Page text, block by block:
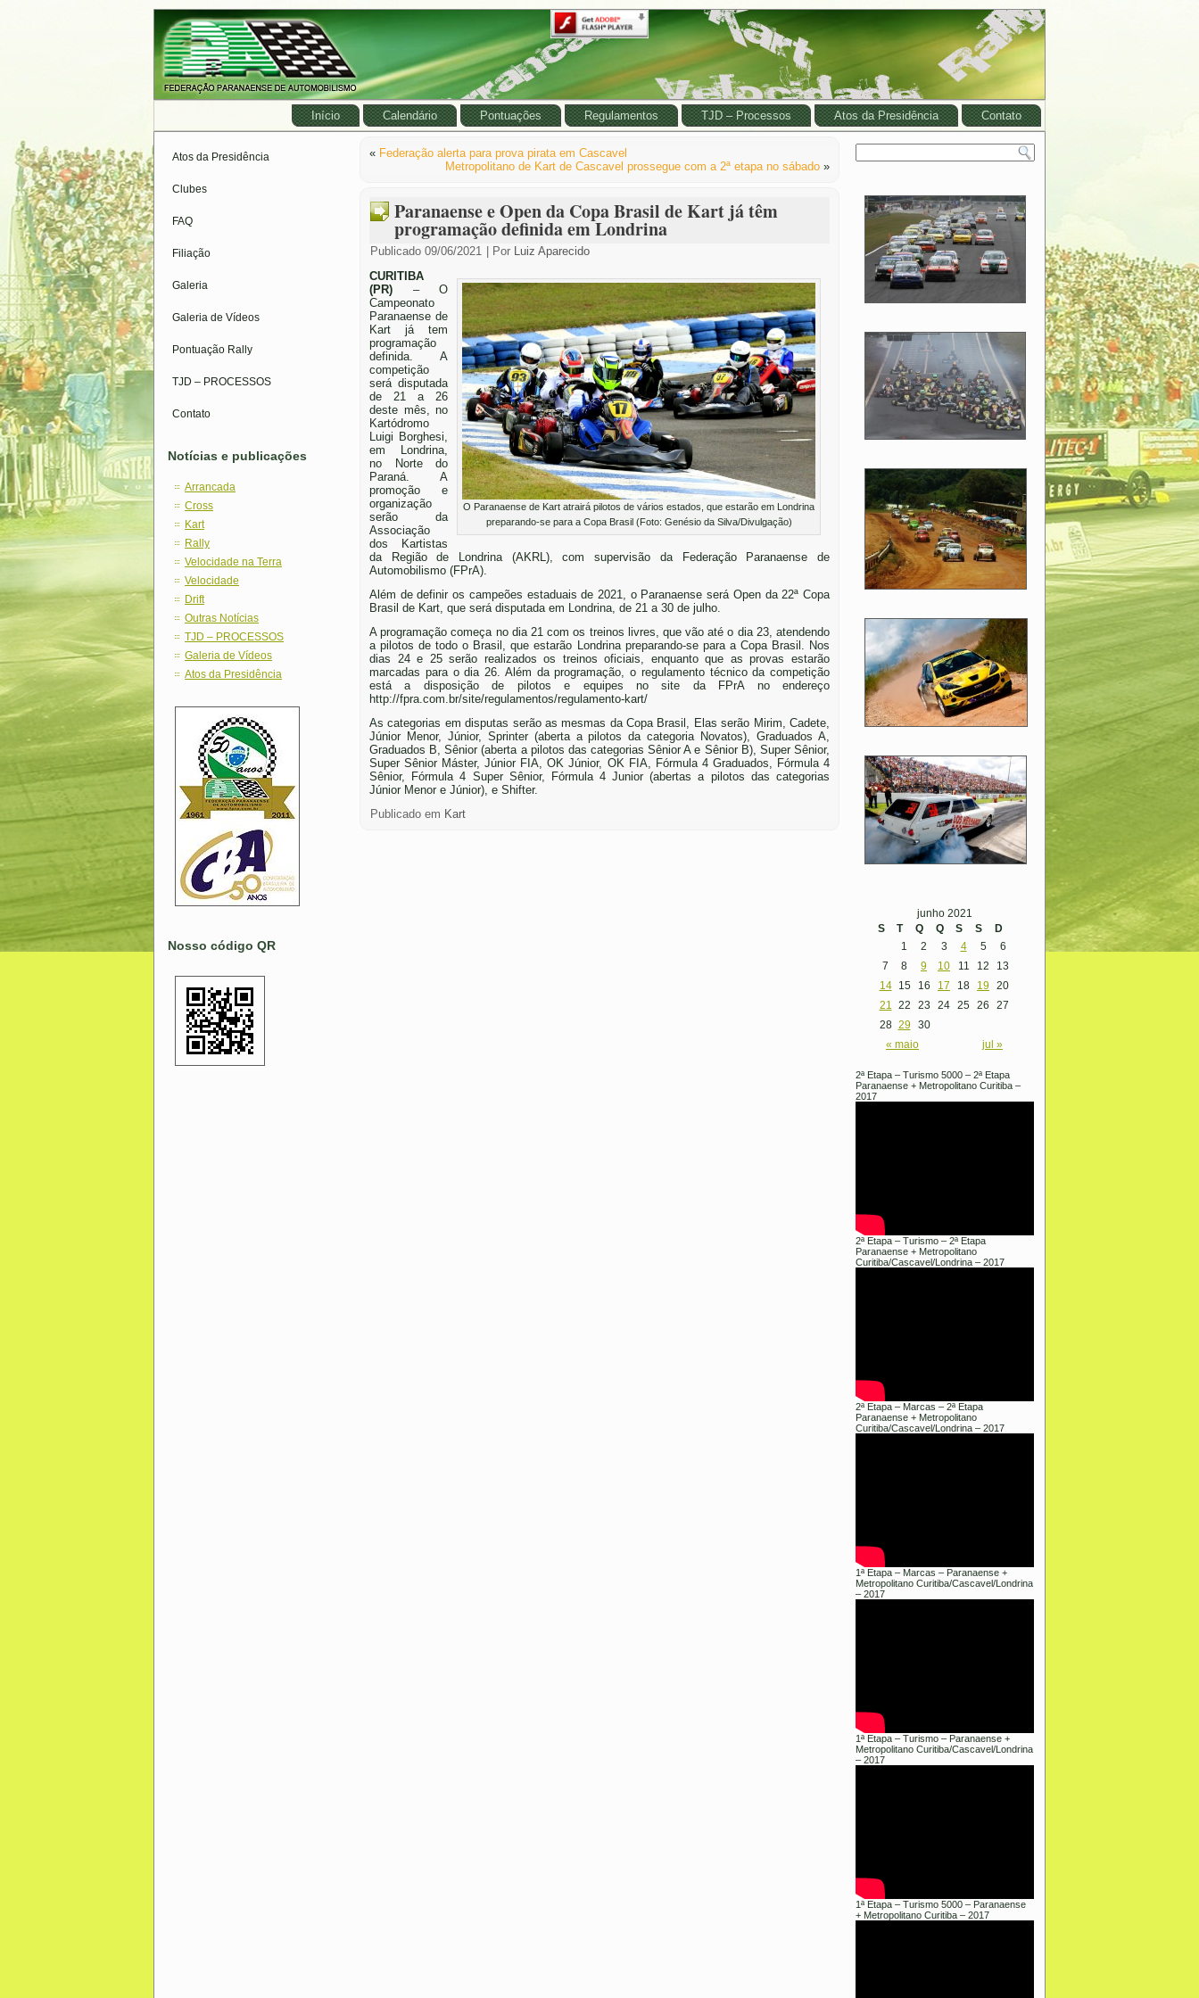
Início Calendário Pontuações Regulamentos TJD – Processos Atos da Presidência Contato
Atos da Presidência
Clubes
FAQ
Filiação
Galeria
Galeria de Vídeos
Pontuação Rally
TJD – PROCESSOS
Contato
Notícias e publicações
Arrancada
Cross
Kart
Rally
Velocidade na Terra
Velocidade
Drift
Outras Notícias
TJD – PROCESSOS
Galeria de Vídeos
Atos da Presidência
Nosso código QR
« Federação alerta para prova pirata em Cascavel
Metropolitano de Kart de Cascavel prossegue com a 2ª etapa no sábado »
Paranaense e Open da Copa Brasil de Kart já têm
programação definida em Londrina
Publicado 09/06/2021 Por Luiz Aparecido
O Paranaense de Kart atrairá pilotos de vários estados, que estarão em Londrina
preparando-se para a Copa Brasil (Foto: Genésio da Silva/Divulgação)
CURITIBA
(PR) – O
Campeonato
Paranaense de
Kart já tem
programação
definida. A
competição
será disputada
de 21 a 26
deste mês, no
Kartódromo
Luigi Borghesi,
em Londrina,
no Norte do
Paraná. A
promoção e
organização
serão da
Associação
dos Kartistas
da Região de Londrina (AKRL), com supervisão da Federação Paranaense de
Automobilismo (FPrA).
Além de definir os campeões estaduais de 2021, o Paranaense será Open da 22ª Copa
Brasil de Kart, que será disputada em Londrina, de 21 a 30 de julho.
A programação começa no dia 21 com os treinos livres, que vão até o dia 23, atendendo
a pilotos de todo o Brasil, que estarão Londrina preparando-se para a Copa Brasil. Nos
dias 24 e 25 serão realizados os treinos oficiais, enquanto que as provas estarão
marcadas para o dia 26. Além da programação, o regulamento técnico da competição
está a disposição de pilotos e equipes no site da FPrA no endereço
http://fpra.com.br/site/regulamentos/regulamento-kart/
As categorias em disputas serão as mesmas da Copa Brasil, Elas serão Mirim, Cadete,
Júnior Menor, Júnior, Sprinter (aberta a pilotos da categoria Novatos), Graduados A,
Graduados B, Sênior (aberta a pilotos das categorias Sênior A e Sênior B), Super Sênior,
Super Sênior Máster, Júnior FIA, OK Júnior, OK FIA, Fórmula 4 Graduados, Fórmula 4
Sênior, Fórmula 4 Super Sênior, Fórmula 4 Junior (abertas a pilotos das categorias
Júnior Menor e Júnior), e Shifter.
Publicado em Kart
junho 2021
S
T Q Q S S D
« maio jul »
1 2 3 4 5
6
7
8 9 10 11 12
13
14
15 16 17 18 19 20
21 22 23 24 25 26
27
28 29 30
2ª Etapa – Turismo 5000 – 2ª Etapa
Paranaense + Metropolitano Curitiba –
2017
2ª Etapa – Turismo – 2ª Etapa
Paranaense + Metropolitano
Curitiba/Cascavel/Londrina – 2017
2ª Etapa – Marcas – 2ª Etapa
Paranaense + Metropolitano
Curitiba/Cascavel/Londrina – 2017
1ª Etapa – Marcas – Paranaense +
Metropolitano Curitiba/Cascavel/Londrina
– 2017
1ª Etapa – Turismo – Paranaense +
Metropolitano Curitiba/Cascavel/Londrina
– 2017
1ª Etapa – Turismo 5000 – Paranaense
+ Metropolitano Curitiba – 2017